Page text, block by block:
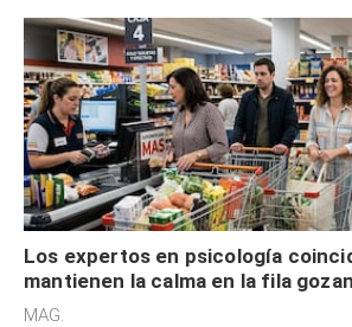
Los expertos en psicología
mantienen la calma en la fila
cognitiva, gratitud y no solo
MAG.